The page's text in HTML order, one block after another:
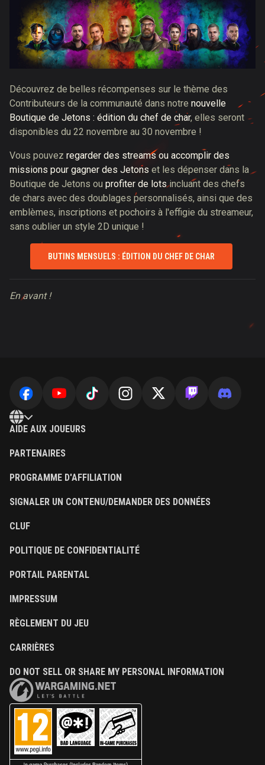
Découvrez de belles récompenses sur le thème des
Contributeurs de la communauté dans notre nouvelle
Boutique de Jetons : édition du chef de char, elles seront
disponibles du 22 novembre au 30 novembre !
Vous pouvez regarder des streams ou accomplir des
missions pour gagner des Jetons et les dépenser dans la
Boutique de Jetons ou profiter de lotsincluant des chefs
de chars avec des doublages personnalisés, ainsi que des
emblèmes, inscriptions et pochoirs à l'effigie du streameur,
sans oublier un style 2D unique !
BUTINS MENSUELS : ÉDITION DU CHEF DE CHAR
En avant !
AIDE AUX JOUEURS
PARTENAIRES
PROGRAMME D'AFFILIATION
SIGNALER UN CONTENU/DEMANDER DES DONNÉES
CLUF
POLITIQUE DE CONFIDENTIALITÉ
PORTAIL PARENTAL
IMPRESSUM
RÈGLEMENT DU JEU
CARRIÈRES
DO NOT SELL OR SHARE MY PERSONAL INFORMATION